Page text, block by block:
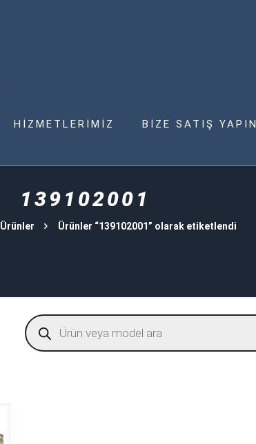
HİZMETLERİMİZ BİZE SATIŞ YAPIN
139102001
Ürünler Ürünler “139102001” olarak etiketlendi
Products
search